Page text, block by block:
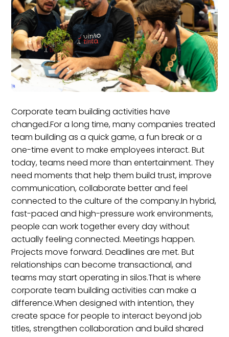
Corporate team building activities have
changed.For a long time, many companies treated
team building as a quick game, a fun break or a
one-time event to make employees interact. But
today, teams need more than entertainment. They
need moments that help them build trust, improve
communication, collaborate better and feel
connected to the culture of the company.In hybrid,
fast-paced and high-pressure work environments,
people can work together every day without
actually feeling connected. Meetings happen.
Projects move forward. Deadlines are met. But
relationships can become transactional, and
teams may start operating in silos.That is where
corporate team building activities can make a
difference.When designed with intention, they
create space for people to interact beyond job
titles, strengthen collaboration and build shared